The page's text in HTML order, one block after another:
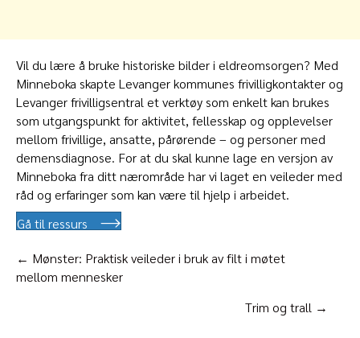
Vil du lære å bruke historiske bilder i eldreomsorgen? Med
Minneboka skapte Levanger kommunes frivilligkontakter og
Levanger frivilligsentral et verktøy som enkelt kan brukes
som utgangspunkt for aktivitet, fellesskap og opplevelser
mellom frivillige, ansatte, pårørende – og personer med
demensdiagnose. For at du skal kunne lage en versjon av
Minneboka fra ditt nærområde har vi laget en veileder med
råd og erfaringer som kan være til hjelp i arbeidet.
Gå til ressurs
Posts
navigation
← Mønster: Praktisk veileder i bruk av filt i møtet
mellom mennesker
Trim og trall →